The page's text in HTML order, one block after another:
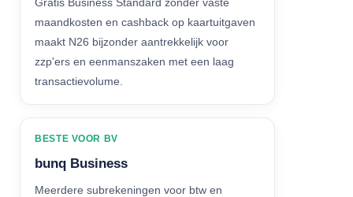
maandkosten en cashback op kaartuitgaven
maakt N26 bijzonder aantrekkelijk voor
zzp'ers en eenmanszaken met een laag
transactievolume.
BESTE VOOR BV
bunq Business
Meerdere subrekeningen voor btw en